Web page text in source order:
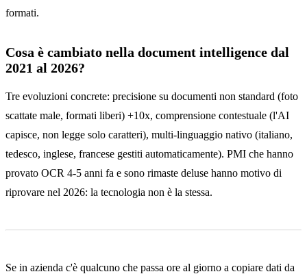
formati.
Cosa è cambiato nella document intelligence dal
2021 al 2026?
Tre evoluzioni concrete: precisione su documenti non standard (foto
scattate male, formati liberi) +10x, comprensione contestuale (l'AI
capisce, non legge solo caratteri), multi-linguaggio nativo (italiano,
tedesco, inglese, francese gestiti automaticamente). PMI che hanno
provato OCR 4-5 anni fa e sono rimaste deluse hanno motivo di
riprovare nel 2026: la tecnologia non è la stessa.
Se in azienda c'è qualcuno che passa ore al giorno a copiare dati da